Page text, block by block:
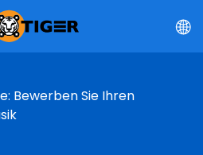
Bewerben Sie Ihren